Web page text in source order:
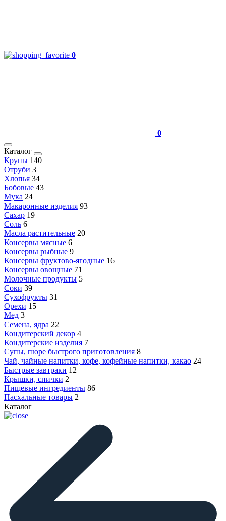
0
0
Каталог
Крупы 140
Отруби 3
Хлопья 34
Бобовые 43
Мука 24
Макаронные изделия 93
Сахар 19
Соль 6
Масла растительные 20
Консервы мясные 6
Консервы рыбные 9
Консервы фруктово-ягодные 16
Консервы овощные 71
Молочные продукты 5
Соки 39
Сухофрукты 31
Орехи 15
Мед 3
Семена, ядра 22
Кондитерский декор 4
Кондитерские изделия 7
Супы, пюре быстрого приготовления 8
Чай, чайные напитки, кофе, кофейные напитки, какао 24
Быстрые завтраки 12
Крышки, спички 2
Пищевые ингредиенты 86
Пасхальные товары 2
Каталог